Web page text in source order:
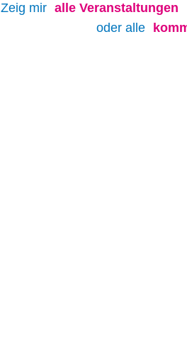
Zeig mir alle Veranstaltungen
oder alle